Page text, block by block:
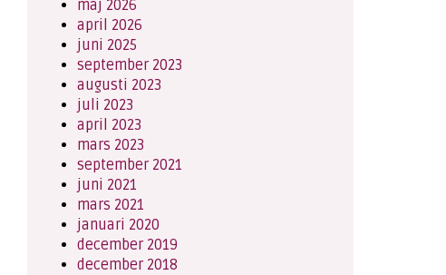
maj 2026
april 2026
juni 2025
september 2023
augusti 2023
juli 2023
april 2023
mars 2023
september 2021
juni 2021
mars 2021
januari 2020
december 2019
december 2018